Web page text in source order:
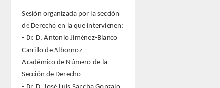
Sesión organizada por la sección
de Derecho en la que intervienen:
- Dr. D. Antonio Jiménez-Blanco
Carrillo de Albornoz
Académico de Número de la
Sección de Derecho